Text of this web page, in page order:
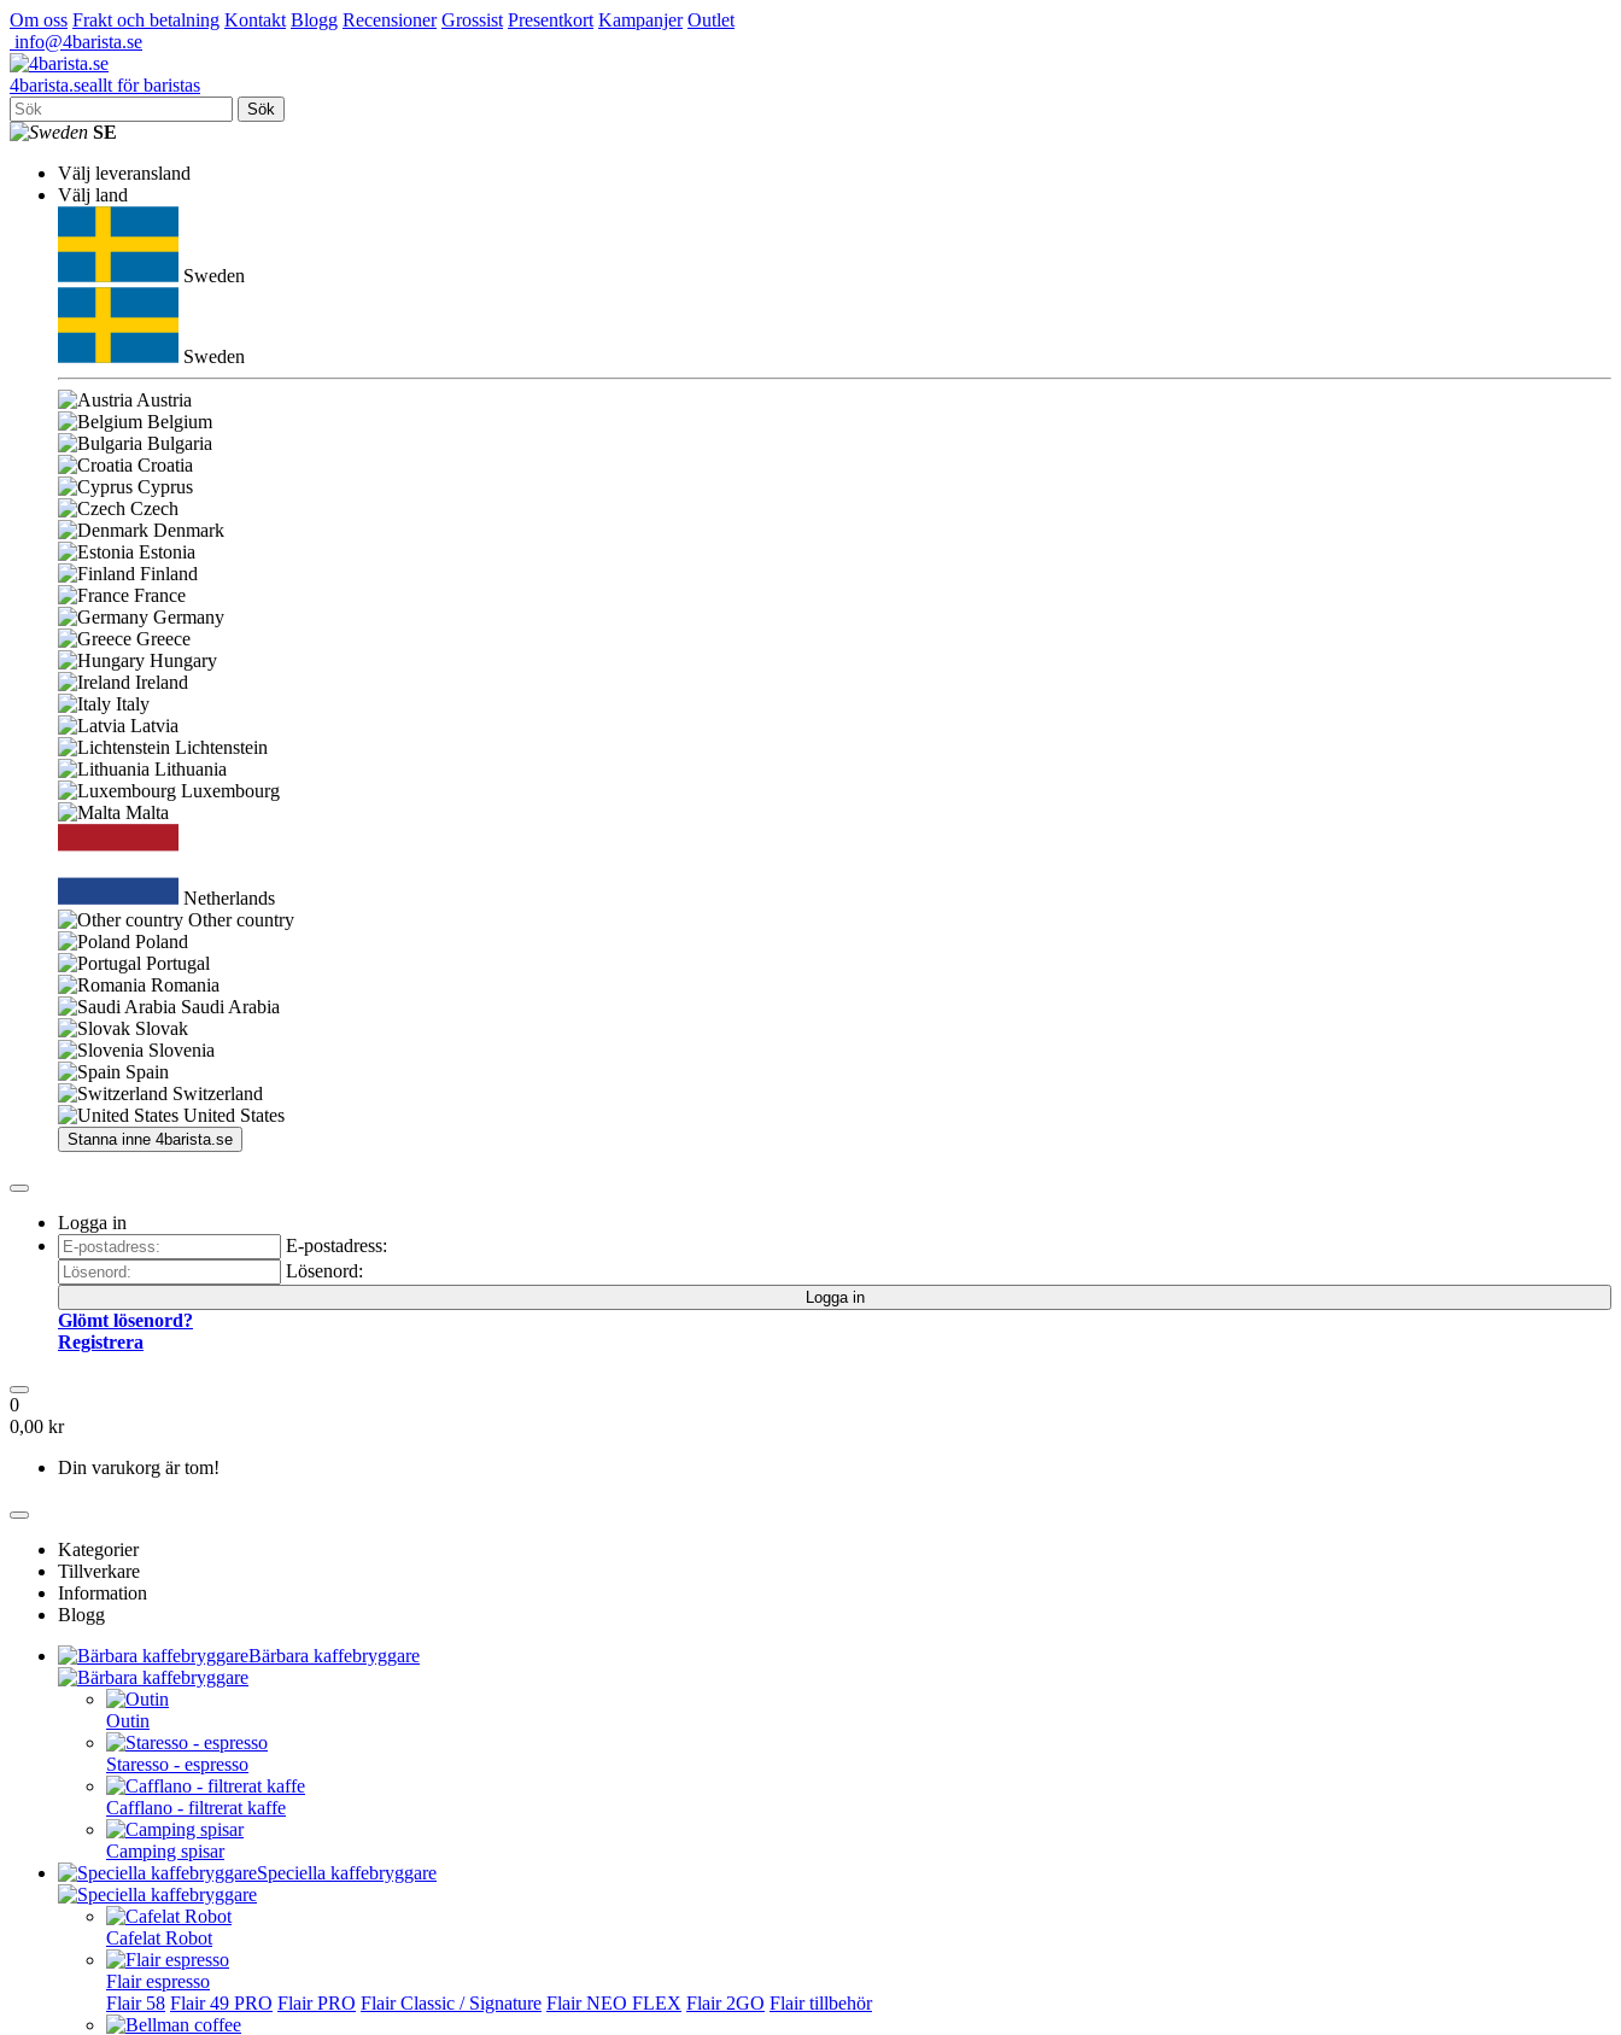
Om oss Frakt och betalning Kontakt Blogg Recensioner Grossist Presentkort Kampanjer Outlet
info@4barista.se
4barista.seallt för baristas
Sök
SE
Välj leveransland
Välj land
Sweden
Sweden
Austria
Belgium
Bulgaria
Croatia
Cyprus
Czech
Denmark
Estonia
Finland
France
Germany
Greece
Hungary
Ireland
Italy
Latvia
Lichtenstein
Lithuania
Luxembourg
Malta
Netherlands
Other country
Poland
Portugal
Romania
Saudi Arabia
Slovak
Slovenia
Spain
Switzerland
United States
Stanna inne 4barista.se
Logga in
E-postadress:
Lösenord:
Logga in
Glömt lösenord?
Registrera
0
0,00 kr
Din varukorg är tom!
Kategorier
Tillverkare
Information
Blogg
Bärbara kaffebryggare
Outin
Staresso - espresso
Cafflano - filtrerat kaffe
Camping spisar
Speciella kaffebryggare
Cafelat Robot
Flair espresso
Flair 58 Flair 49 PRO Flair PRO Flair Classic / Signature Flair NEO FLEX Flair 2GO Flair tillbehör